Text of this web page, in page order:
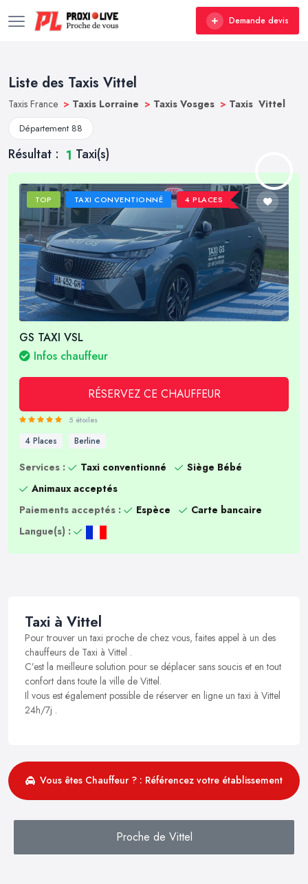
Demande devis
Liste des Taxis Vittel
Taxis France > Taxis Lorraine > Taxis Vosges > Taxis Vittel
Département 88
Résultat : 1 Taxi(s)
TOP TAXI CONVENTIONNÉ 4 PLACES
GS TAXI VSL
Infos chauffeur
RÉSERVEZ CE CHAUFFEUR
5 étoiles
4 Places Berline
Services : Taxi conventionné
Siège Bébé
Animaux acceptés
Paiements acceptés :
Espèce
Carte bancaire
Langue(s) :
Taxi à Vittel
Pour trouver un taxi proche de chez vous, faites appel à un des
chauffeurs de Taxi à Vittel .
C’est la meilleure solution pour se déplacer sans soucis et en tout
confort dans toute la ville de Vittel.
Il vous est également possible de réserver en ligne un taxi à Vittel
24h/7j .
Vous êtes Chauffeur ? : Référencez votre établissement
Proche de Vittel